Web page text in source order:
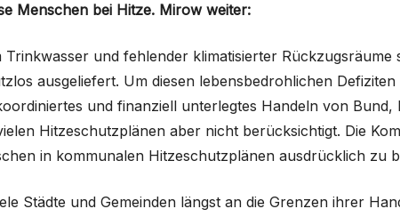
Menschen bei Hitze. Mirow weiter:
und fehlender klimatisierter Rückzugsräume
ausgeliefert. Um diesen lebensbedrohlichen Defiziten
und finanziell unterlegtes Handeln von Bund,
Hitzeschutzplänen aber nicht berücksichtigt. Die
in kommunalen Hitzeschutzplänen ausdrücklich zu
Städte und Gemeinden längst an die Grenzen ihrer